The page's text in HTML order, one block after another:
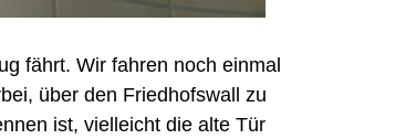
fährt. Wir fahren noch einmal
über den Friedhofswall zu
ist, vielleicht die alte Tür